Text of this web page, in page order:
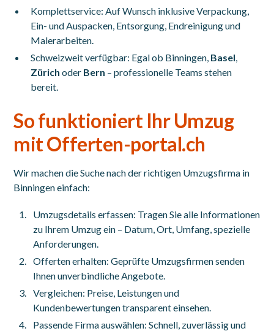
Komplettservice: Auf Wunsch inklusive Verpackung,
Ein- und Auspacken, Entsorgung, Endreinigung und
Malerarbeiten.
Schweizweit verfügbar: Egal ob Binningen, Basel
Zürich oder Bern – professionelle Teams stehen
bereit.
So funktioniert Ihr Umzug
mit Offerten-portal.ch
Wir machen die Suche nach der richtigen Umzugsfirma in
Binningen einfach:
Umzugsdetails erfassen: Tragen Sie alle Informationen
zu Ihrem Umzug ein – Datum, Ort, Umfang, spezielle
Anforderungen.
Offerten erhalten: Geprüfte Umzugsfirmen senden
Ihnen unverbindliche Angebote.
Vergleichen: Preise, Leistungen und
Kundenbewertungen transparent einsehen.
Passende Firma auswählen: Schnell, zuverlässig und